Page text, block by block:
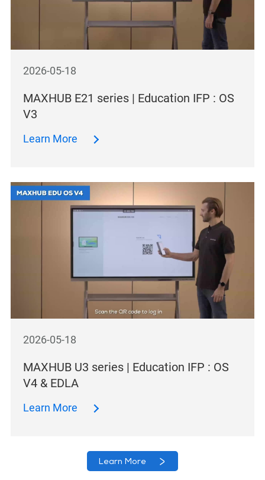
2026-05-18
MAXHUB E21 series | Education IFP : OS
V3
Learn More
2026-05-18
MAXHUB U3 series | Education IFP : OS
V4 & EDLA
Learn More
Learn More